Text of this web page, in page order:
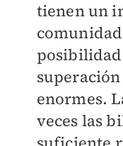
tienen un
enormes.
veces las